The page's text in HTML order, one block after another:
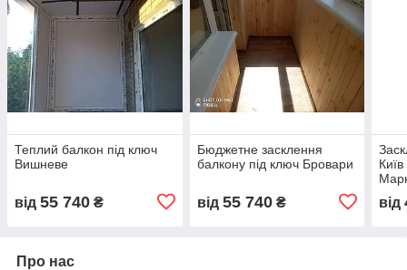
Теплий балкон під ключ
Вишневе
від 55 740 ₴
Бюджетне засклення
балкону під ключ Бровари
від 55 740₴ від
Про нас